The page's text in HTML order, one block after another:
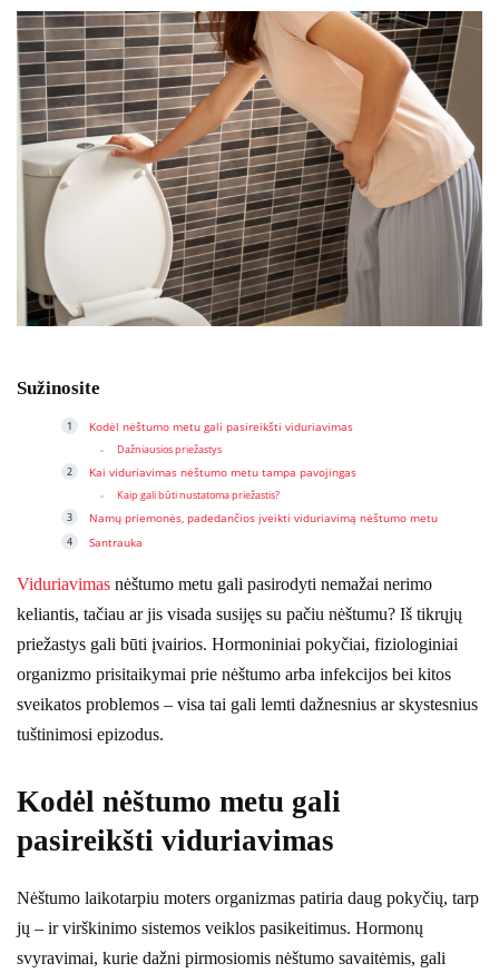
Sužinosite
Kodėl nėštumo metu gali pasireikšti viduriavimas
Dažniausios priežastys
Kai viduriavimas nėštumo metu tampa pavojingas
Kaip gali būti nustatoma priežastis?
Namų priemonės, padedančios įveikti viduriavimą nėštumo metu
Santrauka
Viduriavimas nėštumo metu gali pasirodyti nemažai nerimo
keliantis, tačiau ar jis visada susijęs su pačiu nėštumu? Iš tikrųjų
priežastys gali būti įvairios. Hormoniniai pokyčiai, fiziologiniai
organizmo prisitaikymai prie nėštumo arba infekcijos bei kitos
sveikatos problemos – visa tai gali lemti dažnesnius ar skystesnius
tuštinimosi epizodus.
Kodėl nėštumo metu gali
pasireikšti viduriavimas
Nėštumo laikotarpiu moters organizmas patiria daug pokyčių, tarp
jų – ir virškinimo sistemos veiklos pasikeitimus. Hormonų
svyravimai, kurie dažni pirmosiomis nėštumo savaitėmis, gali